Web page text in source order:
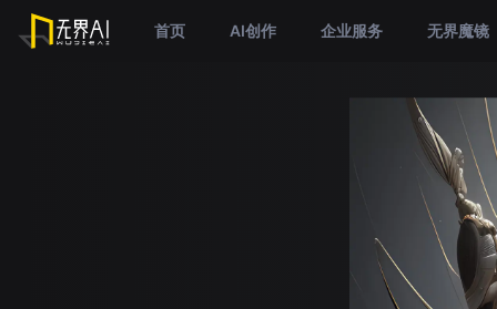
首页 AI创作 企业服务 无界魔镜